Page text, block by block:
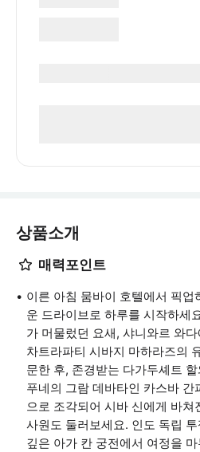
상품소개
매력포인트
이른 아침 뭄바이 호텔에서 픽
운 드라이브로 하루를 시작하세
가 머물렀던 요새, 샤니와르 와
차트라파티 시바지 마하라즈의
문한 후, 존경받는 다가두셰트
푸네의 그람 데바타인 카스바
으로 조각되어 시바 신에게 바
사원도 둘러보세요. 인도 독립
깊은 아가 칸 궁전에서 여정을